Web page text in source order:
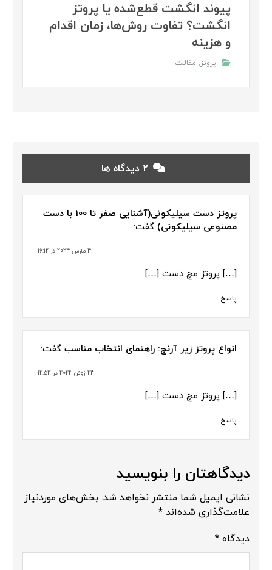
پیوند انگشت قطع‌شده یا پروتز
انگشت؟ تفاوت روش‌ها، زمان اقدام
و هزینه
پروتز, مقالات
2 دیدگاه ها
پروتز دست سیلیکونی(آشنایی صفر تا 100 با دست
مصنوعی سیلیکونی) گفت:
4 مارس 2024 در 16:12
[…] پروتز مچ دست […]
پاسخ
انواع پروتز زیر آرنج: راهنمای انتخاب مناسب گفت:
23 ژوئن 2024 در 12:54
[…] پروتز مچ دست […]
پاسخ
دیدگاهتان را بنویسید
نشانی ایمیل شما منتشر نخواهد شد. بخش‌های موردنیاز
علامت‌گذاری شده‌اند*
دیدگاه*